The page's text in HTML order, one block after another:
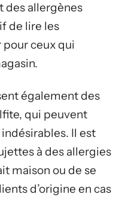
des allergènes
de lire les
ceux qui
également des
qui peuvent
Il est
à des allergies
maison ou de se
d’origine en cas